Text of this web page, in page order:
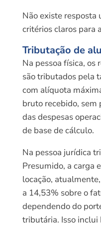
Não existe resposta
critérios claros para
Tributação de
Na pessoa física,
são tributados pela
com alíquota
bruto recebido, sem
das despesas
de base de cálculo.
Na pessoa jurídica
Presumido, a carga
locação,
a 14,53% sobre o
dependendo do
tributária. Isso inclui